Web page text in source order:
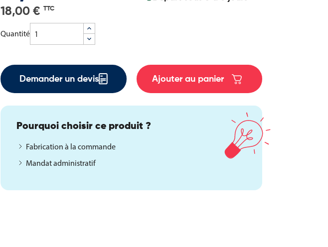
18,00 € TTC
Quantité
Demander un devis Ajouter au panier
Pourquoi choisir ce produit ?
Fabrication à la commande
Mandat administratif